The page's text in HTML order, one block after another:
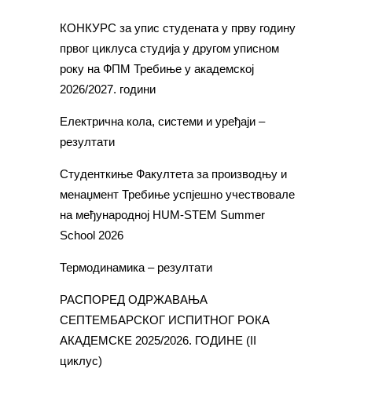
КОНКУРС за упис студената у прву годину
првог циклуса студија у другом уписном
року на ФПМ Требиње у академској
2026/2027. години
Електрична кола, системи и уређаји –
резултати
Студенткиње Факултета за производњу и
менаџмент Требиње успјешно учествовале
на међународној HUM-STEM Summer
School 2026
Термодинамика – резултати
РАСПОРЕД ОДРЖАВАЊА
СЕПТЕМБАРСКОГ ИСПИТНОГ РОКА
АКАДЕМСКЕ 2025/2026. ГОДИНЕ (II
циклус)